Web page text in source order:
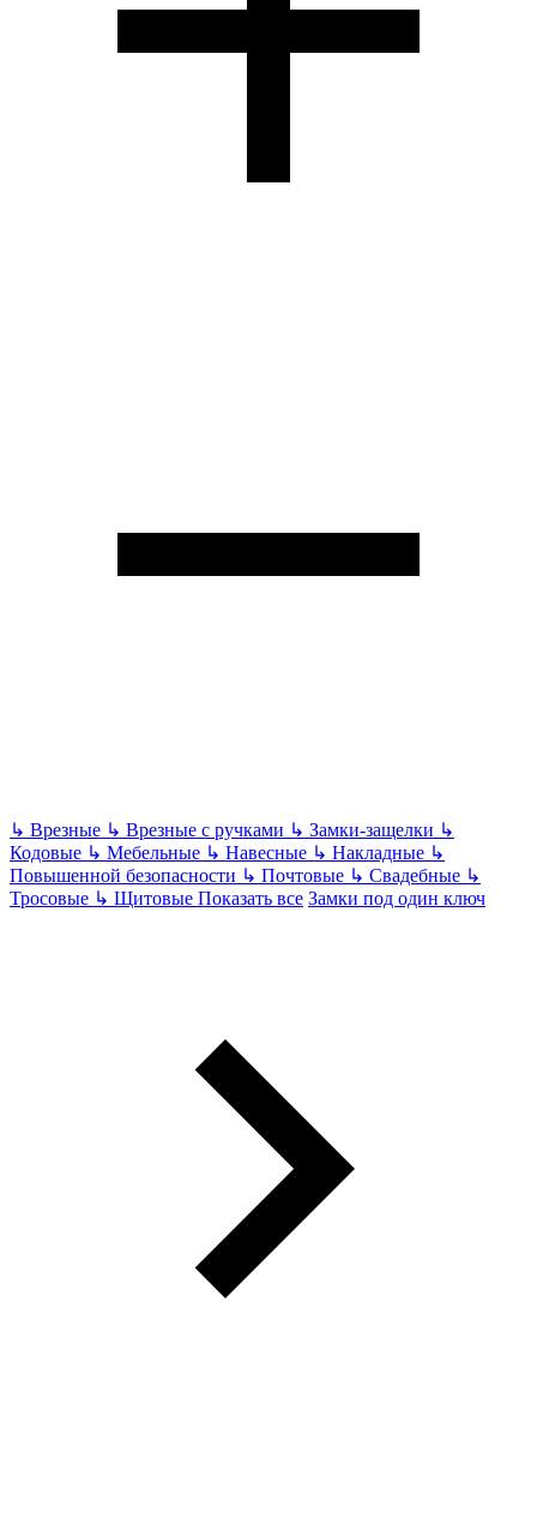
↳ Врезные ↳ Врезные с ручками ↳ Замки-защелки ↳
Кодовые ↳ Мебельные ↳ Навесные ↳ Накладные ↳
Повышенной безопасности ↳ Почтовые ↳ Свадебные ↳
Тросовые ↳ Щитовые Показать все Замки под один ключ